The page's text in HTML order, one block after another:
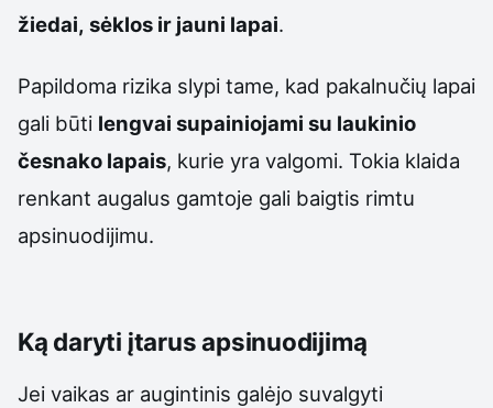
žiedai, sėklos ir jauni lapai.
Papildoma rizika slypi tame, kad pakalnučių lapai
gali būti lengvai supainiojami su laukinio
česnako lapais, kurie yra valgomi. Tokia klaida
renkant augalus gamtoje gali baigtis rimtu
apsinuodijimu.
Ką daryti įtarus apsinuodijimą
Jei vaikas ar augintinis galėjo suvalgyti